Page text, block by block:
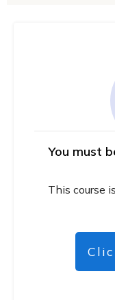
You must
This course